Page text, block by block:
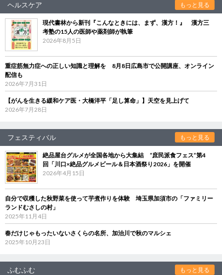
ヘルスケア もっと見る
現代書林から新刊『こんなときには、まず、漢方！』 漢方三
考塾の15人の医師や薬剤師が執筆
2026年8月5日
重症筋無力症への正しい知識と理解を 8月8日広島市で公開講座、オンライン
配信も
2026年7月31日
【がんを生きる緩和ケア医・大橋洋平「足し算命」】天空を見上げて
2026年7月28日
フェスティバル もっと見る
絶品屋台グルメが全国各地から大集結 “庶民派食フェス”第4
回「川口×絶品グルメビール＆日本酒祭り2026」を開催
2026年4月15日
自分で収穫した秋野菜を使って芋煮作りを体験 埼玉県加須市の「ファミリー
ランドむさしの村」
2025年11月4日
春だけじゃもったいないさくらの名所、加治川で秋のマルシェ
2025年10月23日
ふむふむ もっと見る